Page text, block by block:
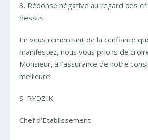
3. Réponse négative au regard des
dessus.
En vous remerciant de la confiance
manifestez, nous vous prions de
Monsieur, à l'assurance de notre
meilleure.
S. RYDZIK
Chef d’Etablissement